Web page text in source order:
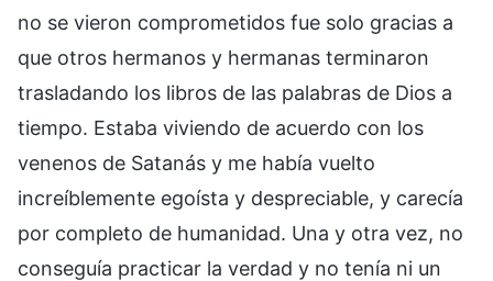
no se vieron comprometidos fue solo gracias a
que otros hermanos y hermanas terminaron
trasladando los libros de las palabras de Dios a
tiempo. Estaba viviendo de acuerdo con los
venenos de Satanás y me había vuelto
increíblemente egoísta y despreciable, y carecía
por completo de humanidad. Una y otra vez, no
conseguía practicar la verdad y no tenía ni un